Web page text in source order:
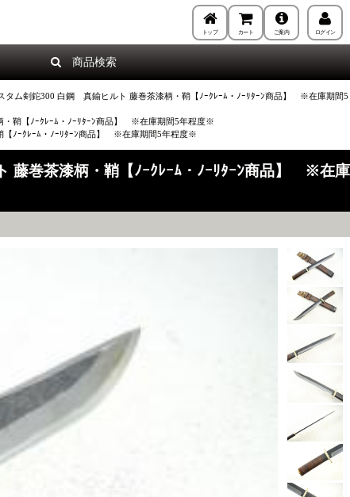
トップ カート ご案内 ログイン
商品検索
タム剣鉈300 白鋼 真鍮ヒルト 藤巻茶漆柄・鞘【ﾉｰｸﾚｰﾑ・ﾉｰﾘﾀｰﾝ商品】 ※在庫期間5
・鞘【ﾉｰｸﾚｰﾑ・ﾉｰﾘﾀｰﾝ商品】 ※在庫期間5年程度※
【ﾉｰｸﾚｰﾑ・ﾉｰﾘﾀｰﾝ商品】 ※在庫期間5年程度※
藤巻茶漆柄・鞘【ﾉｰｸﾚｰﾑ・ﾉｰﾘﾀｰﾝ商品】 ※在庫